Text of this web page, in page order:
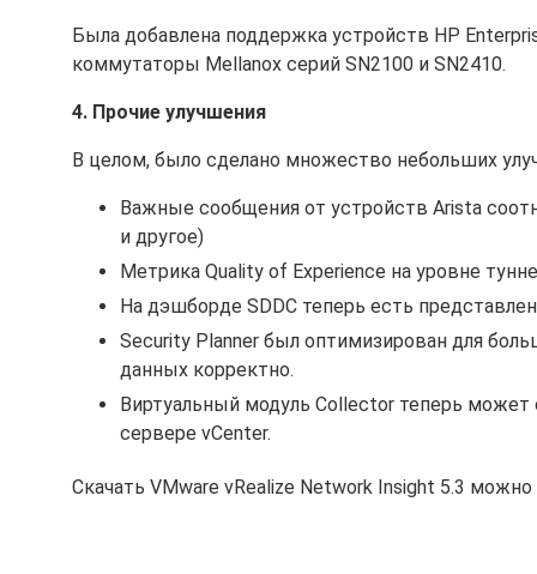
Была добавлена поддержка устройств HP
коммутаторы Mellanox серий SN2100 и SN2410.
4. Прочие улучшения
В целом, было сделано множество небольших
Важные сообщения от устройств Arista
и другое)
Метрика Quality of Experience на уровне
На дэшборде SDDC теперь есть
Security Planner был оптимизирован для
данных корректно.
Виртуальный модуль Collector теперь
сервере vCenter.
Скачать VMware vRealize Network Insight 5.3